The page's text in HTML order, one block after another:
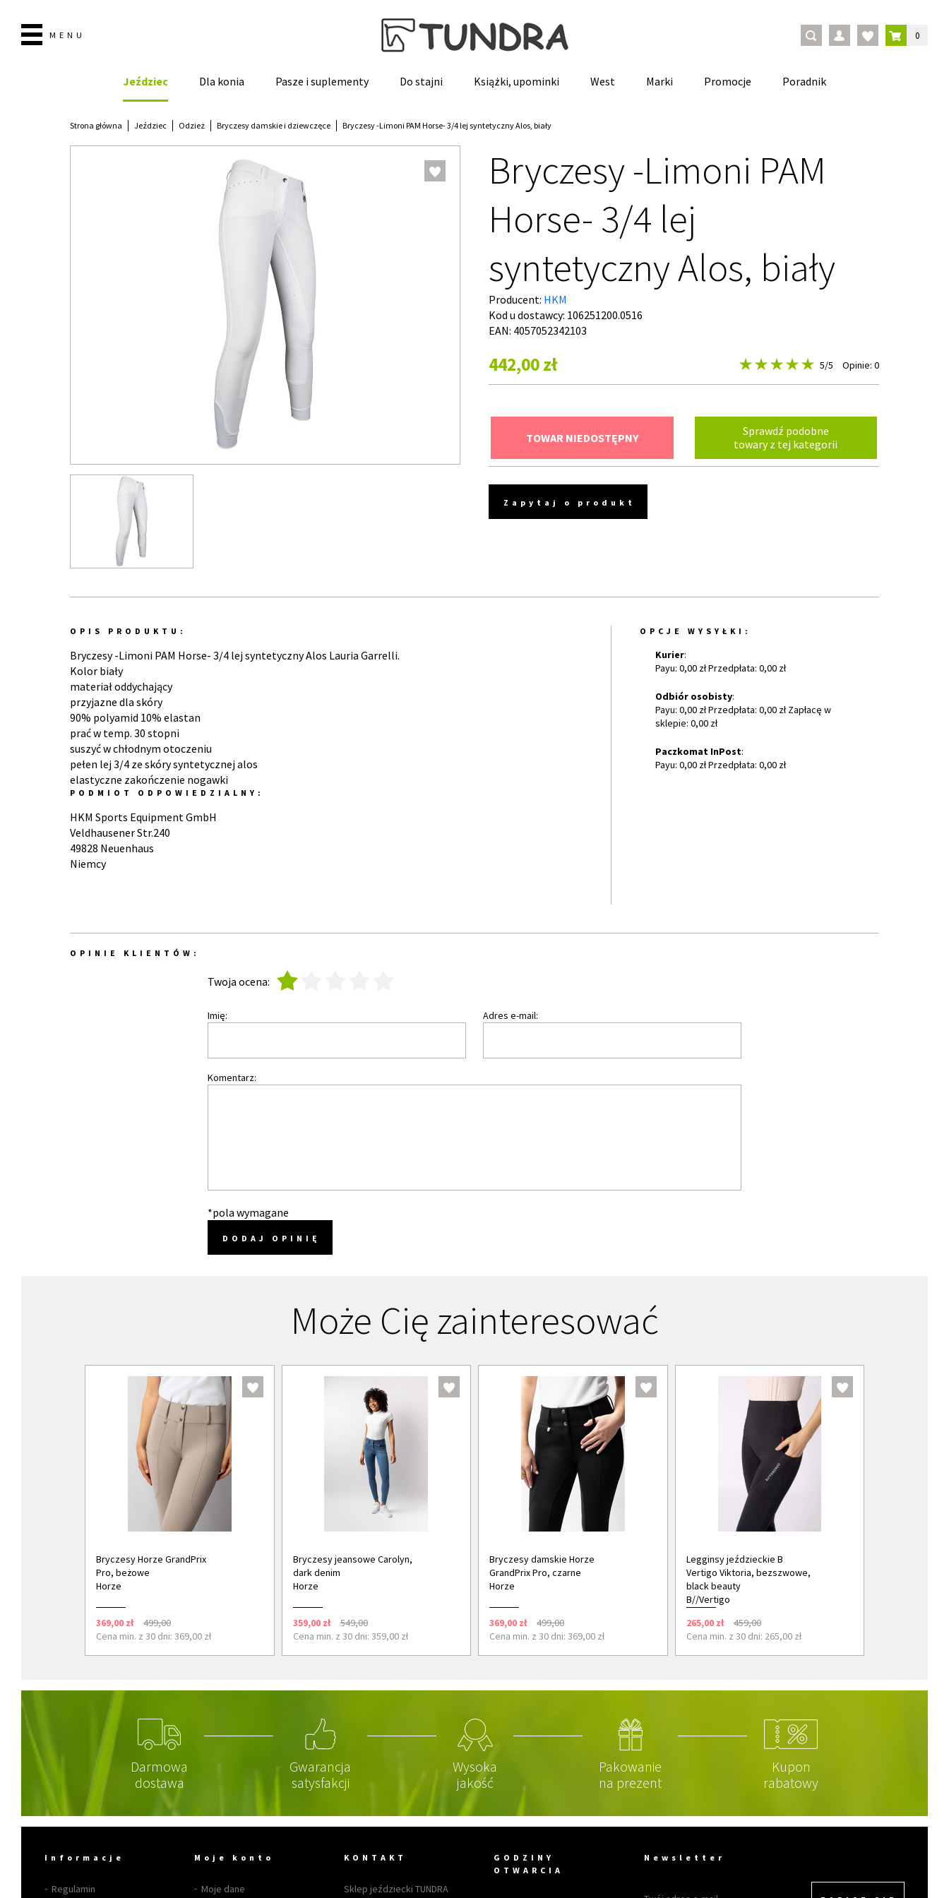
MENU 0
Jeździec Dla konia Pasze i suplementy Do stajni Książki, upominki West Marki Promocje Poradnik
Strona główna Jeździec Odzież Bryczesy damskie i dziewczęce Bryczesy -Limoni PAM Horse- 3/4 lej syntetyczny Alos, biały
Bryczesy -Limoni PAM
Horse- 3/4 lej
syntetyczny Alos, biały
Producent: HKM
Kod u dostawcy: 106251200.0516
EAN: 4057052342103
442,00 zł 5/5 Opinie: 0
TOWAR NIEDOSTĘPNY
Sprawdź podobne
towary z tej kategorii
Zapytaj o produkt
OPIS PRODUKTU:
Bryczesy -Limoni PAM Horse- 3/4 lej syntetyczny Alos Lauria Garrelli.
Kolor biały
materiał oddychający
przyjazne dla skóry
90% polyamid 10% elastan
prać w temp. 30 stopni
suszyć w chłodnym otoczeniu
pełen lej 3/4 ze skóry syntetycznej alos
elastyczne zakończenie nogawki
PODMIOT ODPOWIEDZIALNY:
HKM Sports Equipment GmbH
Veldhausener Str.240
49828 Neuenhaus
Niemcy
OPCJE WYSYŁKI:
Kurier:
Payu: 0,00 zł Przedpłata: 0,00 zł
Odbiór osobisty:
Payu: 0,00 zł Przedpłata: 0,00 zł Zapłacę w
sklepie: 0,00 zł
Paczkomat InPost:
Payu: 0,00 zł Przedpłata: 0,00 zł
OPINIE KLIENTÓW:
Twoja ocena:
Imię: Adres e-mail:
Komentarz:
*pola wymagane
DODAJ OPINIĘ
Może Cię zainteresować
Bryczesy Horze GrandPrix
Pro, beżowe
Horze
369,00 zł
499,00
Cena min. z 30 dni: 369,00 zł
Bryczesy jeansowe Carolyn,
dark denim
Horze
359,00 zł
549,00
Cena min. z 30 dni: 359,00 zł
Bryczesy damskie Horze
GrandPrix Pro, czarne
Horze
369,00 zł
499,00
Cena min. z 30 dni: 369,00 zł
Legginsy jeździeckie B
Vertigo Viktoria, bezszwowe,
black beauty
B//Vertigo
265,00 zł
459,00
Cena min. z 30 dni: 265,00 zł
Darmowa
dostawa
Gwarancja
satysfakcji
Wysoka
jakość
Pakowanie
na prezent
Kupon
rabatowy
Informacje
Regulamin
Moje konto
Moje dane
KONTAKT
Sklep jeździecki TUNDRA
GODZINY
OTWARCIA
Newsletter